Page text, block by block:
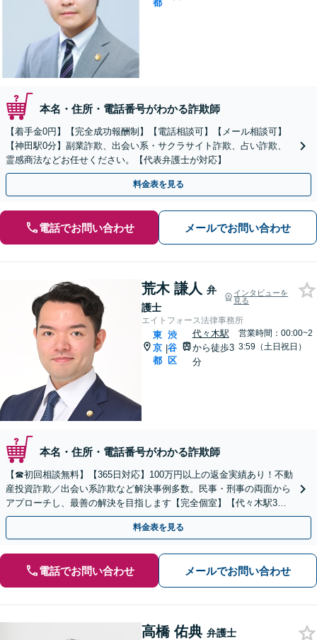
都
本名・住所・電話番号がわかる詐欺師
【着手金0円】【完全成功報酬制】【電話相談可】【メール相談可】
【神田駅0分】副業詐欺、出会い系・サクラサイト詐欺、占い詐欺、
霊感商法などお任せください。【代表弁護士が対応】
料金表を見る
電話でお問い合わせ メールでお問い合わせ
荒木 謙人 弁
護士
インタビューを
見る
エイトフォース法律事務所
東
京
都
|
渋
谷
区
代々木駅
から徒歩3
分
営業時間：00:00~2
3:59（土日祝日）
本名・住所・電話番号がわかる詐欺師
【☎︎初回相談無料】【365日対応】100万円以上の返金実績あり！不動
産投資詐欺／出会い系詐欺など解決事例多数。民事・刑事の両面から
アプローチし、最善の解決を目指します【完全個室】【代々木駅3
分】
料金表を見る
電話でお問い合わせ メールでお問い合わせ
高橋 佑典 弁護士